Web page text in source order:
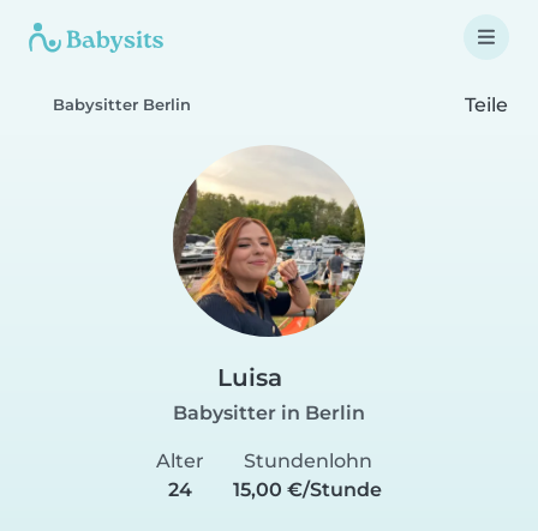
Babysitter Berlin Teile
Luisa
Babysitter in Berlin
Alter
24
Stundenlohn
15,00 €/Stunde